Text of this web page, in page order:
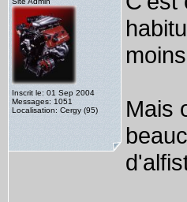
Inscrit le: 01 Sep 2004
Messages: 1051
Localisation: Cergy (95)
Mais